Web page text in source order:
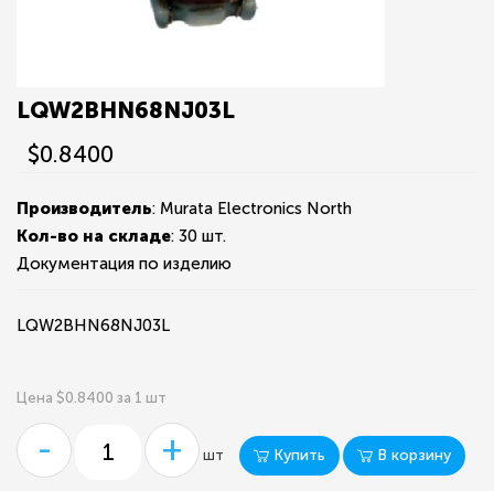
LQW2BHN68NJ03L
$0.8400
Производитель: Murata Electronics North
Кол-во на складе: 30 шт.
Документация по изделию
LQW2BHN68NJ03L
Цена $0.8400 за 1 шт
- + шт Купить В корзину